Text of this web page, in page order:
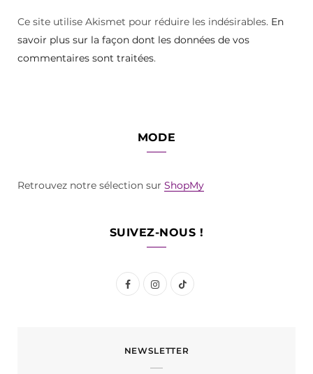
Ce site utilise Akismet pour réduire les indésirables. En
savoir plus sur la façon dont les données de vos
commentaires sont traitées.
MODE
Retrouvez notre sélection sur ShopMy
SUIVEZ-NOUS !
F
e
I
t
T
T
NEWSLETTER